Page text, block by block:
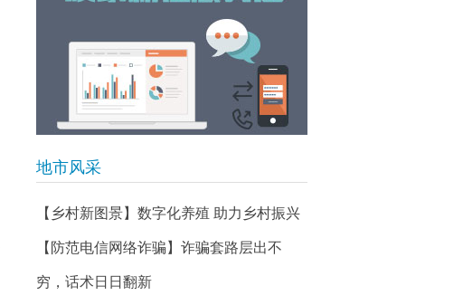
地市风采
【乡村新图景】数字化养殖 助力乡村振兴
【防范电信网络诈骗】诈骗套路层出不
穷，话术日日翻新